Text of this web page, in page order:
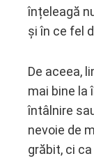
înțeleagă
și în ce fel
De aceea,
mai bine la
întâlnire
nevoie de
grăbit, ci